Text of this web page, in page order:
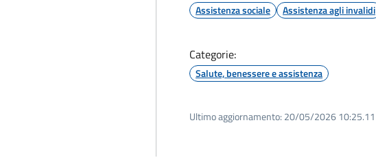
Assistenza sociale Assistenza agli invalidi
Categorie:
Salute, benessere e assistenza
Ultimo aggiornamento: 20/05/2026 10:25.11